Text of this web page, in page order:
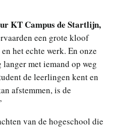
KT Campus de Startlijn,
een grote kloof
het echte werk. En onze
langer met iemand op weg
de leerlingen kent en
afstemmen, is de
van de hogeschool die